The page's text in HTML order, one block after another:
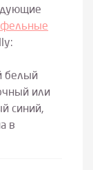
белый
или
синий,
в